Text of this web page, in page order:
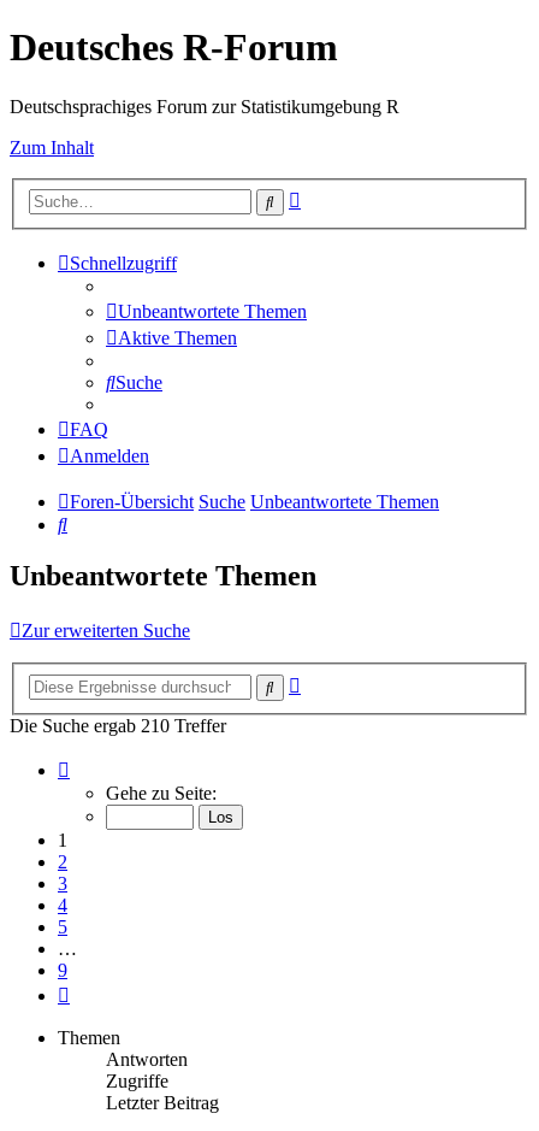
Deutsches R-Forum
Deutschsprachiges Forum zur Statistikumgebung R
Zum Inhalt
Suche
Schnellzugriff
Unbeantwortete Themen
Aktive Themen
Suche
FAQ
Anmelden
Foren-Übersicht Suche Unbeantwortete Themen
Suche
Unbeantwortete Themen
Zur erweiterten Suche
Suche
Die Suche ergab 210 Treffer
von
Gehe zu Seite:
1
2
3
4
5
…
9
Themen
Antworten
Zugriffe
Letzter Beitrag